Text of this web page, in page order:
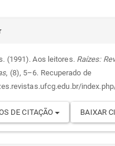
(1991). Aos leitores. Raízes:
, (8), 5–6. Recuperado de
DE CITAÇÃO BAIXAR